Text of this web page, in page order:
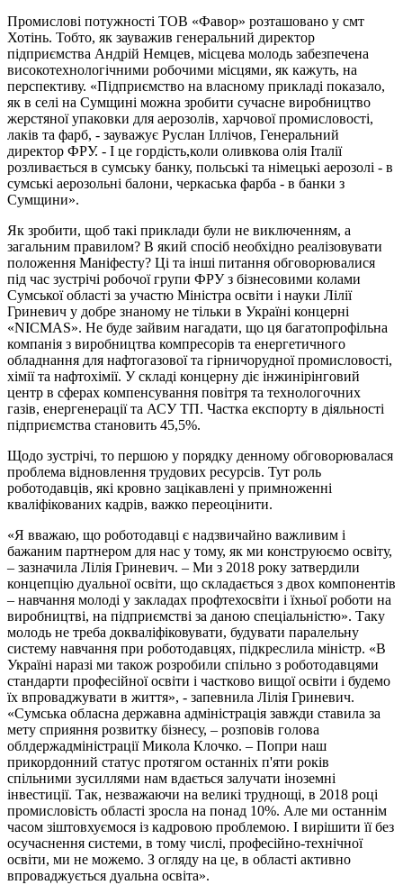
Промислові потужності ТОВ «Фавор» розташовано у смт
Хотінь. Тобто, як зауважив генеральний директор
підприємства Андрій Немцев, місцева молодь забезпечена
високотехнологічними робочими місцями, як кажуть, на
перспективу. «Підприємство на власному прикладі показало,
як в селі на Сумщині можна зробити сучасне виробництво
жерстяної упаковки для аерозолів, харчової промисловості,
лаків та фарб, - зауважує Руслан Іллічов, Генеральний
директор ФРУ. - І це гордість,коли оливкова олія Італії
розливається в сумську банку, польські та німецькі аерозолі - в
сумські аерозольні балони, черкаська фарба - в банки з
Сумщини».
Як зробити, щоб такі приклади були не виключенням, а
загальним правилом? В який спосіб необхідно реалізовувати
положення Маніфесту? Ці та інші питання обговорювалися
під час зустрічі робочої групи ФРУ з бізнесовими колами
Сумської області за участю Міністра освіти і науки Лілії
Гриневич у добре знаному не тільки в Україні концерні
«NICMAS». Не буде зайвим нагадати, що ця багатопрофільна
компанія з виробництва компресорів та енергетичного
обладнання для нафтогазової та гірничорудної промисловості,
хімії та нафтохімії. У складі концерну діє інжинірінговий
центр в сферах компенсування повітря та технологочних
газів, енергенерації та АСУ ТП. Частка експорту в діяльності
підприємства становить 45,5%.
Щодо зустрічі, то першою у порядку денному обговорювалася
проблема відновлення трудових ресурсів. Тут роль
роботодавців, які кровно зацікавлені у примноженні
кваліфікованих кадрів, важко переоцінити.
«Я вважаю, що роботодавці є надзвичайно важливим і
бажаним партнером для нас у тому, як ми конструюємо освіту,
– зазначила Лілія Гриневич. – Ми з 2018 року затвердили
концепцію дуальної освіти, що складається з двох компонентів
– навчання молоді у закладах профтехосвіти і їхньої роботи на
виробництві, на підприємстві за даною спеціальністю». Таку
молодь не треба докваліфіковувати, будувати паралельну
систему навчання при роботодавцях, підкреслила міністр. «В
Україні наразі ми також розробили спільно з роботодавцями
стандарти професійної освіти і частково вищої освіти і будемо
їх впроваджувати в життя», - запевнила Лілія Гриневич.
«Сумська обласна державна адміністрація завжди ставила за
мету сприяння розвитку бізнесу, – розповів голова
облдержадміністрації Микола Клочко. – Попри наш
прикордонний статус протягом останніх п'яти років
спільними зусиллями нам вдається залучати іноземні
інвестиції. Так, незважаючи на великі труднощі, в 2018 році
промисловість області зросла на понад 10%. Але ми останнім
часом зіштовхуємося із кадровою проблемою. І вирішити її без
осучаснення системи, в тому числі, професійно-технічної
освіти, ми не можемо. З огляду на це, в області активно
впроваджується дуальна освіта».